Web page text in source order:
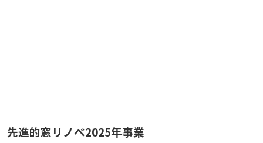
先進的窓リノベ2025年事業